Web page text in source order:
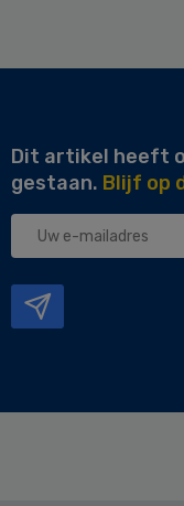
Dit artikel heeft
gestaan. Blijf op
Uw